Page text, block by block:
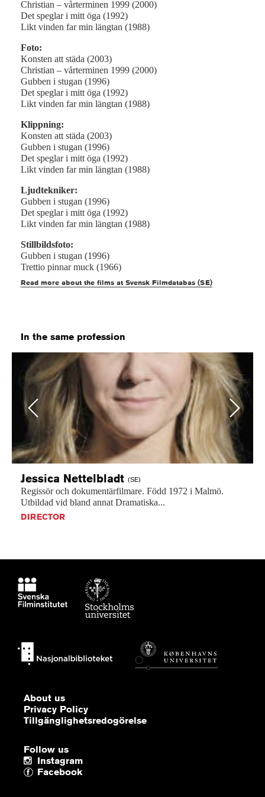
Christian – vårterminen 1999 (2000)
Det speglar i mitt öga (1992)
Likt vinden far min längtan (1988)
Foto:
Konsten att städa (2003)
Christian – vårterminen 1999 (2000)
Gubben i stugan (1996)
Det speglar i mitt öga (1992)
Likt vinden far min längtan (1988)
Klippning:
Konsten att städa (2003)
Gubben i stugan (1996)
Det speglar i mitt öga (1992)
Likt vinden far min längtan (1988)
Ljudtekniker:
Gubben i stugan (1996)
Det speglar i mitt öga (1992)
Likt vinden far min längtan (1988)
Stillbildsfoto:
Gubben i stugan (1996)
Trettio pinnar muck (1966)
Read more about the films at Svensk Filmdatabas (SE)
In the same profession
Previous
Jessica Nettelbladt (SE)
Regissör och dokumentärfilmare. Född 1972 i Malmö.
Utbildad vid bland annat Dramatiska...
DIRECTOR
Next
About us
Privacy Policy
Tillgänglighetsredogörelse
Follow us
Instagram
Facebook